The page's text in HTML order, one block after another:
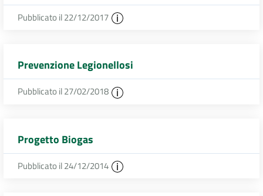
Pubblicato il 22/12/2017
Prevenzione Legionellosi
Pubblicato il 27/02/2018
Progetto Biogas
Pubblicato il 24/12/2014